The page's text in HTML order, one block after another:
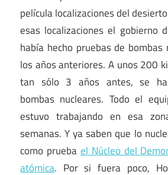
película localizaciones del
esas localizaciones el gobierno
había hecho pruebas de bombas
los años anteriores. A unos 200
tan sólo 3 años antes, se
bombas nucleares. Todo el
estuvo trabajando en esa
semanas. Y ya saben que lo
como prueba el Núcleo del
atómica. Por si fuera poco,